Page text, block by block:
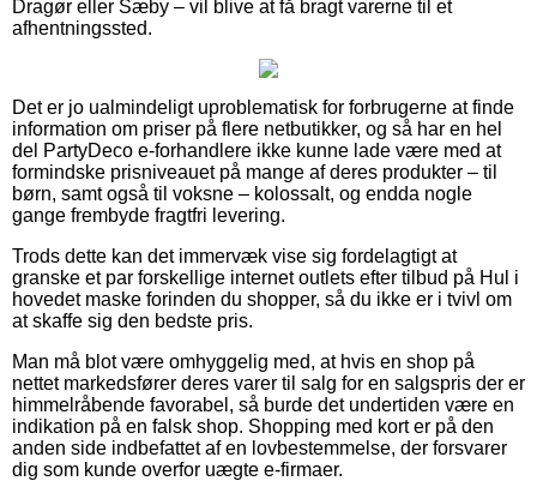
Dragør eller Sæby – vil blive at få bragt varerne til et
afhentningssted.
Det er jo ualmindeligt uproblematisk for forbrugerne at finde
information om priser på flere netbutikker, og så har en hel
del PartyDeco e-forhandlere ikke kunne lade være med at
formindske prisniveauet på mange af deres produkter – til
børn, samt også til voksne – kolossalt, og endda nogle
gange frembyde fragtfri levering.
Trods dette kan det immervæk vise sig fordelagtigt at
granske et par forskellige internet outlets efter tilbud på Hul i
hovedet maske forinden du shopper, så du ikke er i tvivl om
at skaffe sig den bedste pris.
Man må blot være omhyggelig med, at hvis en shop på
nettet markedsfører deres varer til salg for en salgspris der er
himmelråbende favorabel, så burde det undertiden være en
indikation på en falsk shop. Shopping med kort er på den
anden side indbefattet af en lovbestemmelse, der forsvarer
dig som kunde overfor uægte e-firmaer.